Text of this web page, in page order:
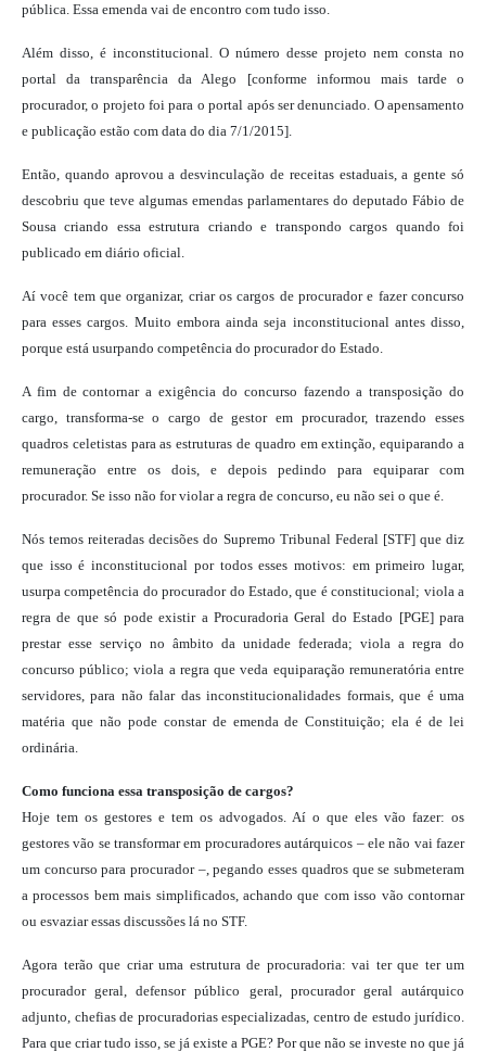
pública. Essa emenda vai de encontro com tudo isso.
Além disso, é inconstitucional. O número desse projeto nem consta no
portal da transparência da Alego [conforme informou mais tarde o
procurador, o projeto foi para o portal após ser denunciado. O apensamento
e publicação estão com data do dia 7/1/2015].
Então, quando aprovou a desvinculação de receitas estaduais, a gente só
descobriu que teve algumas emendas parlamentares do deputado Fábio de
Sousa criando essa estrutura criando e transpondo cargos quando foi
publicado em diário oficial.
Aí você tem que organizar, criar os cargos de procurador e fazer concurso
para esses cargos. Muito embora ainda seja inconstitucional antes disso,
porque está usurpando competência do procurador do Estado.
A fim de contornar a exigência do concurso fazendo a transposição do
cargo, transforma-se o cargo de gestor em procurador, trazendo esses
quadros celetistas para as estruturas de quadro em extinção, equiparando a
remuneração entre os dois, e depois pedindo para equiparar com
procurador. Se isso não for violar a regra de concurso, eu não sei o que é.
Nós temos reiteradas decisões do Supremo Tribunal Federal [STF] que diz
que isso é inconstitucional por todos esses motivos: em primeiro lugar,
usurpa competência do procurador do Estado, que é constitucional; viola a
regra de que só pode existir a Procuradoria Geral do Estado [PGE] para
prestar esse serviço no âmbito da unidade federada; viola a regra do
concurso público; viola a regra que veda equiparação remuneratória entre
servidores, para não falar das inconstitucionalidades formais, que é uma
matéria que não pode constar de emenda de Constituição; ela é de lei
ordinária.
Como funciona essa transposição de cargos?
Hoje tem os gestores e tem os advogados. Aí o que eles vão fazer: os
gestores vão se transformar em procuradores autárquicos – ele não vai fazer
um concurso para procurador –, pegando esses quadros que se submeteram
a processos bem mais simplificados, achando que com isso vão contornar
ou esvaziar essas discussões lá no STF.
Agora terão que criar uma estrutura de procuradoria: vai ter que ter um
procurador geral, defensor público geral, procurador geral autárquico
adjunto, chefias de procuradorias especializadas, centro de estudo jurídico.
Para que criar tudo isso, se já existe a PGE? Por que não se investe no que já